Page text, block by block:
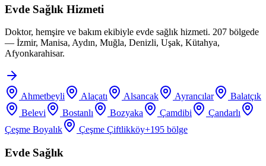
Evde Sağlık Hizmeti
Doktor, hemşire ve bakım ekibiyle evde sağlık hizmeti. 207 bölgede
— İzmir, Manisa, Aydın, Muğla, Denizli, Uşak, Kütahya,
Afyonkarahisar.
Ahmetbeyli Alaçatı Alsancak Ayrancılar
Balatçık
Belevi
Bostanlı Bozyaka Çamdibi
Çandarlı
Çeşme Boyalık
Çeşme Çiftlikköy+195 bölge
Evde Sağlık